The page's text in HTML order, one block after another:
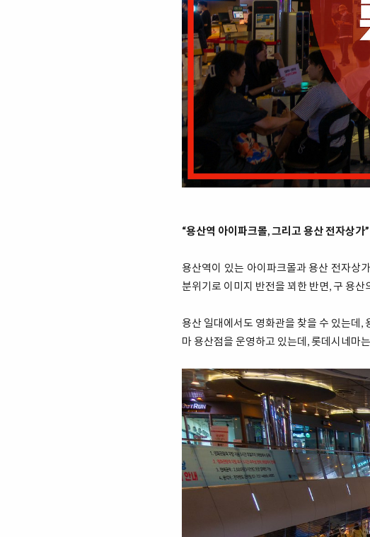
“용산역 아이파크몰, 그리고 용산 전자상가”
용산역이 있는 아이파크몰과 용산 전자상
분위기로 이미지 반전을 꾀한 반면, 구 용
용산 일대에서도 영화관을 찾을 수 있는데,
마 용산점을 운영하고 있는데, 롯데시네마